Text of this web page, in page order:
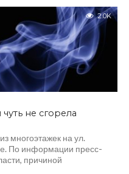
2.0K
не сгорела
многоэтажек на ул.
По информации пресс-
причиной